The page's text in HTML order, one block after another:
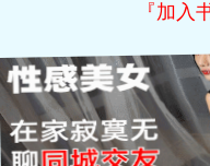
『加入